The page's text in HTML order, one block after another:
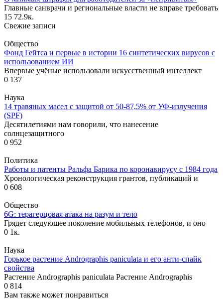
Главные санврачи и региональные власти не вправе требовать
15 72.9к.
Свежие записи
Общество
Фонд Гейтса и первые в истории 16 синтетических вирусов с
использованием ИИ
Впервые учёные использовали искусственный интеллект
0 137
Наука
14 травяных масел с защитой от 50-87,5% от УФ-излучения
(SPF)
Десятилетиями нам говорили, что нанесение
солнцезащитного
0 952
Политика
Работы и патенты Ральфа Барика по коронавирусу с 1984 года
Хронологическая реконструкция грантов, публикаций и
0 608
Общество
6G: терагерцовая атака на разум и тело
Грядет следующее поколение мобильных телефонов, и оно
0 1к.
Наука
Горькое растение Andrographis paniculata и его анти-спайк
свойства
Растение Andrographis paniculata Растение Andrographis
0 814
Вам также может понравиться